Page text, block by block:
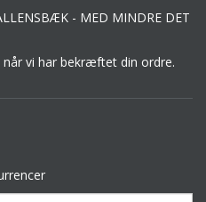
- MED MINDRE DET
vi har bekræftet din ordre.